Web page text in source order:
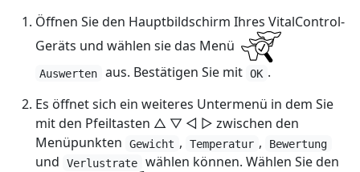
Öffnen Sie den Hauptbildschirm Ihres VitalControl-
Geräts und wählen sie das Menü
Auswerten aus. Bestätigen Sie mit OK .
Es öffnet sich ein weiteres Untermenü in dem Sie
mit den Pfeiltasten △ ▽ ◁ ▷ zwischen den
Menüpunkten
Gewicht , Temperatur , Bewertung
und Verlustrate
wählen können. Wählen Sie den